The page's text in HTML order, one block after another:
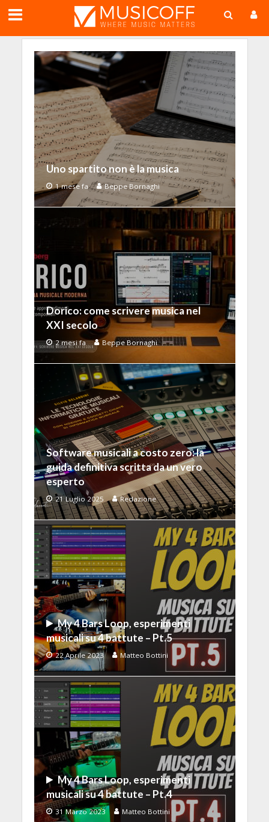
Uno spartito non è la musica
1 mese fa Beppe Bornaghi
Dorico: come scrivere musica nel
XXI secolo
2 mesi fa Beppe Bornaghi
Software musicali a costo zero: la
guida definitiva scritta da un vero
esperto
21 Luglio 2025 Redazione
My 4 Bars Loop, esperimenti
musicali su 4 battute – Pt.5
22 Aprile 2023 Matteo Bottini
My 4 Bars Loop, esperimenti
musicali su 4 battute – Pt.4
31 Marzo 2023 Matteo Bottini